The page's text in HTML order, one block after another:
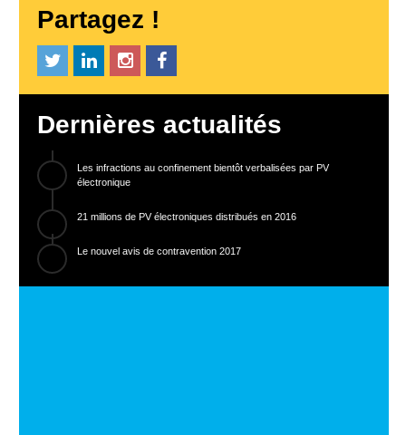
Partagez !
Dernières actualités
Les infractions au confinement bientôt verbalisées par PV
électronique
21 millions de PV électroniques distribués en 2016
Le nouvel avis de contravention 2017